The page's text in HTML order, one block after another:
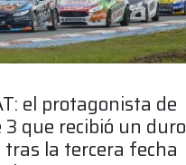
el protagonista de
3 que recibió un duro
tras la tercera fecha